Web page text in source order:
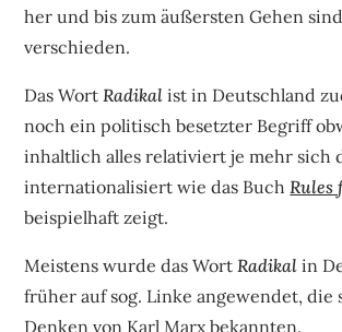
her und bis zum äußersten Gehen
verschieden.
Das WortRadikal ist in Deutschland
noch ein politisch besetzter Begriff
inhaltlich alles relativiert je mehr sich
internationalisiert wie das BuchRules
beispielhaft zeigt.
Meistens wurde das WortRadikal in
früher auf sog. Linke angewendet, die
Denken von Karl Marx bekannten.